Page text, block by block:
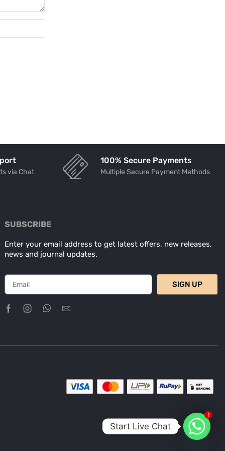
via Chat
100% Secure Payments
Multiple Secure Payment Methods
SUBSCRIBE
Enter your email address to get latest offers, new releases,
news and journal updates.
SIGN UP
1
Start Live Chat